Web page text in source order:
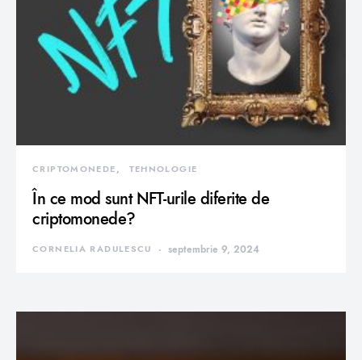
CRIPTOMONEDE TEHNOLOGIE
În ce mod sunt NFT-urile diferite de
criptomonede?
CORNELIA RADULESCU septembrie 9, 2024